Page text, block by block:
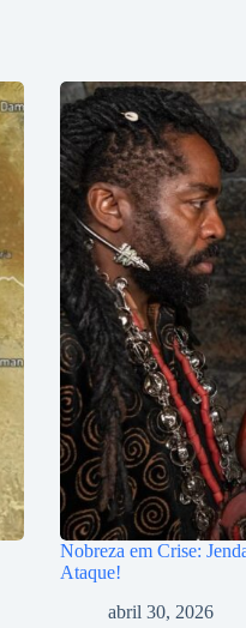
Nobreza em Crise:
Ataque!
abril 30, 2026